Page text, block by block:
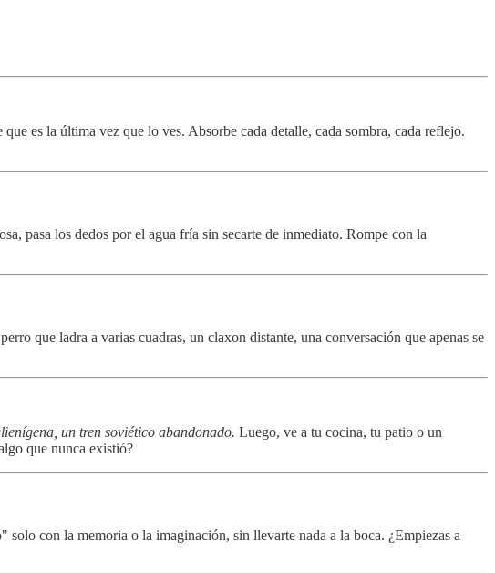
es la última vez que lo ves. Absorbe cada detalle, cada sombra, cada reflejo.
pasa los dedos por el agua fría sin secarte de inmediato. Rompe con la
que ladra a varias cuadras, un claxon distante, una conversación que apenas se
un tren soviético abandonado. Luego, ve a tu cocina, tu patio o un
que nunca existió?
con la memoria o la imaginación, sin llevarte nada a la boca. ¿Empiezas a